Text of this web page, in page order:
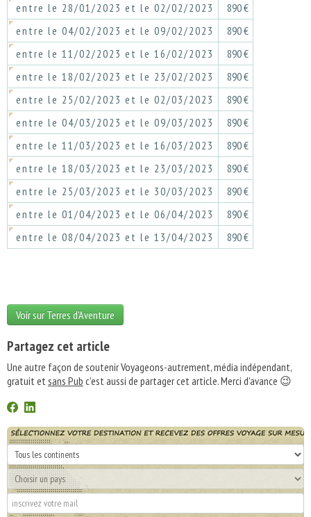
entre le 28/01/2023 et le 02/02/2023
890 €
entre le 04/02/2023 et le 09/02/2023
890 €
entre le 11/02/2023 et le 16/02/2023
890 €
entre le 18/02/2023 et le 23/02/2023
890 €
entre le 25/02/2023 et le 02/03/2023
890 €
entre le 04/03/2023 et le 09/03/2023
890 €
entre le 11/03/2023 et le 16/03/2023
890 €
entre le 18/03/2023 et le 23/03/2023
890 €
entre le 25/03/2023 et le 30/03/2023
890 €
entre le 01/04/2023 et le 06/04/2023
890 €
entre le 08/04/2023 et le 13/04/2023
890 €
Voir sur Terres d'Aventure
Partagez cet article
Une autre façon de soutenir Voyageons-autrement, média indépendant,
gratuit etsans Pub c'est aussi de partager cet article. Merci d'avance 😉